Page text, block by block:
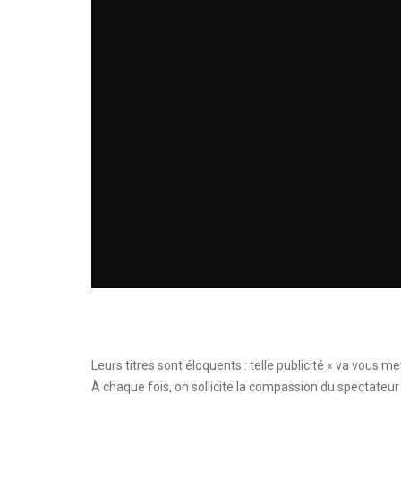
Leurs titres sont éloquents : telle publicité « va vous
À chaque fois, on sollicite la compassion du